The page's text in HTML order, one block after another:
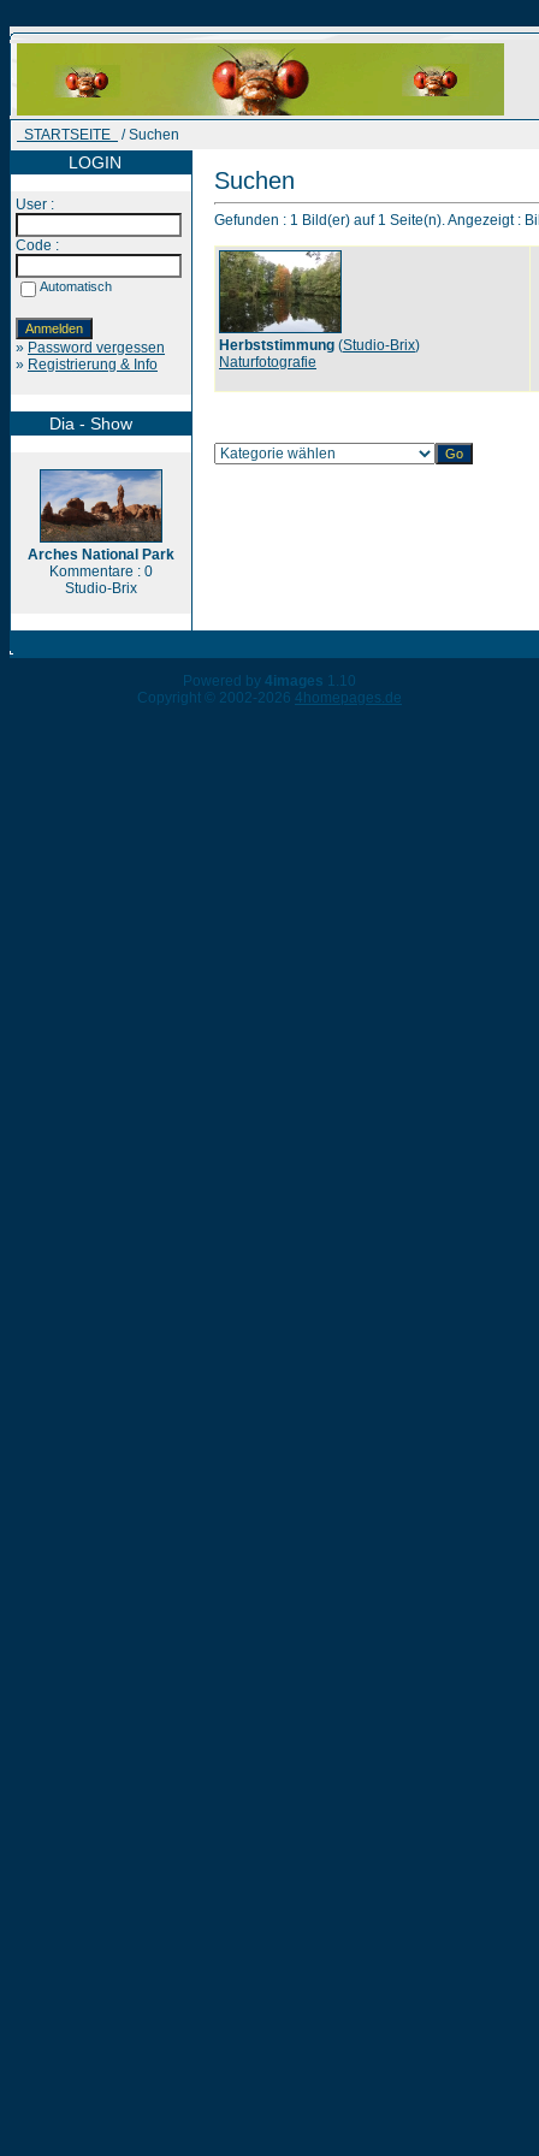
STARTSEITE / Suchen
LOGIN
User :
Code :
Automatisch
» Password vergessen
» Registrierung & Info
Dia - Show
Arches National Park
Kommentare : 0
Studio-Brix
Suchen
Gefunden : 1 Bild(er) auf 1 Seite(n). Angezeigt :
Herbststimmung (Studio-Brix)
Naturfotografie
Powered by 4images 1.10
Copyright © 2002-2026 4homepages.de